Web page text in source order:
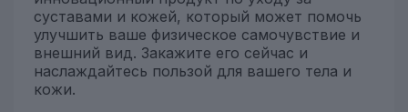
суставами и кожей, который может помочь
улучшить ваше физическое самочувствие и
внешний вид. Закажите его сейчас и
наслаждайтесь пользой для вашего тела и
кожи.